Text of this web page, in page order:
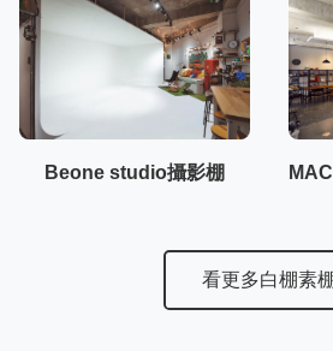
Beone studio攝影棚
看更多白棚素棚